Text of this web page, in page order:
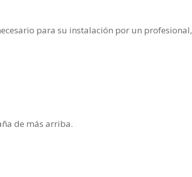
para su instalación por un profesional,
de más arriba.